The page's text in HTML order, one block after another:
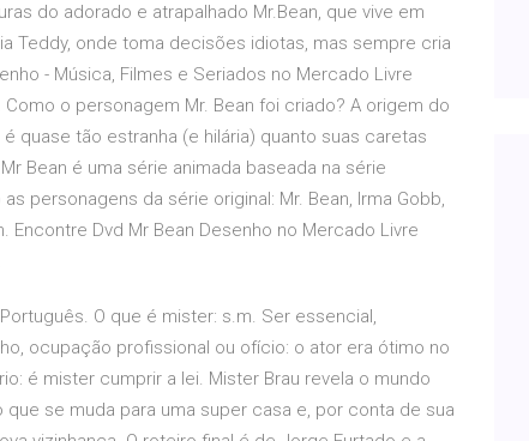
do adorado e atrapalhado Mr.Bean, que vive em
Teddy, onde toma decisões idiotas, mas sempre cria
- Música, Filmes e Seriados no Mercado Livre
o personagem Mr. Bean foi criado? A origem do
quase tão estranha (e hilária) quanto suas caretas
Bean é uma série animada baseada na série
personagens da série original: Mr. Bean, Irma Gobb,
Dvd Mr Bean Desenho no Mercado Livre
O que é mister: s.m. Ser essencial,
ocupação profissional ou ofício: o ator era ótimo no
é mister cumprir a lei. Mister Brau revela o mundo
se muda para uma super casa e, por conta de sua